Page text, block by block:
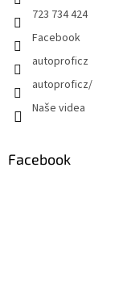
723 734 424
Facebook
autoproficz
autoproficz/
Naše videa
Facebook